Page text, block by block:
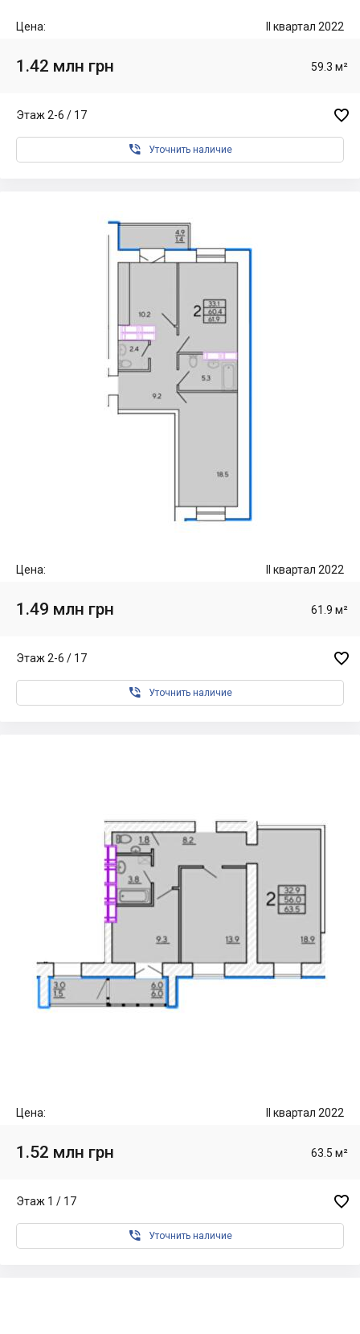
Цена: II квартал 2022
1.42 млн грн 59.3 м²
Этаж 2-6 / 17 
 Уточнить наличие
Цена: II квартал 2022
1.49 млн грн 61.9 м²
Этаж 2-6 / 17 
 Уточнить наличие
Цена: II квартал 2022
1.52 млн грн 63.5 м²
Этаж 1 / 17 
 Уточнить наличие